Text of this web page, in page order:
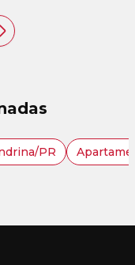
PR